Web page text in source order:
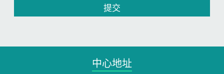
提交
中心地址​